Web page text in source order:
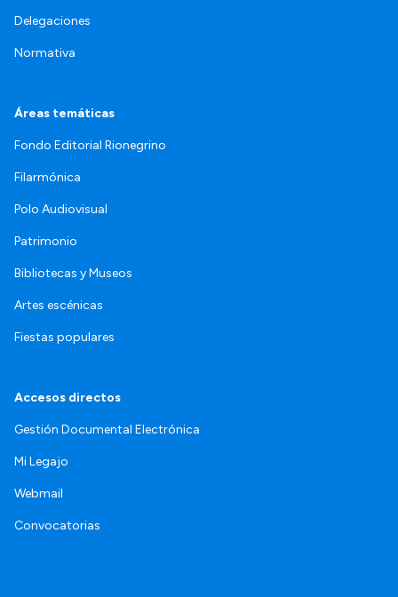
Delegaciones
Normativa
Áreas temáticas
Fondo Editorial Rionegrino
Filarmónica
Polo Audiovisual
Patrimonio
Bibliotecas y Museos
Artes escénicas
Fiestas populares
Accesos directos
Gestión Documental Electrónica
Mi Legajo
Webmail
Convocatorias